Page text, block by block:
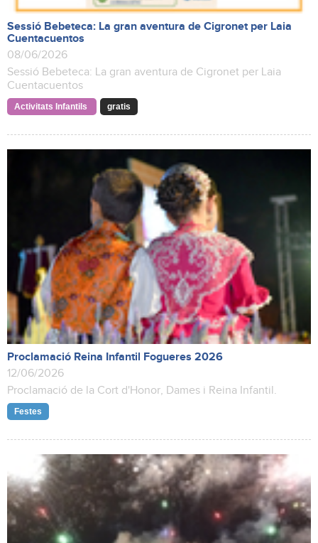
Sessió Bebeteca: La gran aventura de Cigronet per Laia
Cuentacuentos
08/06/2026
Sessió Bebeteca: La gran aventura de Cigronet per Laia
Cuentacuentos
Activitats Infantils gratis
Proclamació Reina Infantil Fogueres 2026
12/06/2026
Proclamació de la Cort d'Honor, Dames i Reina Infantil.
Festes